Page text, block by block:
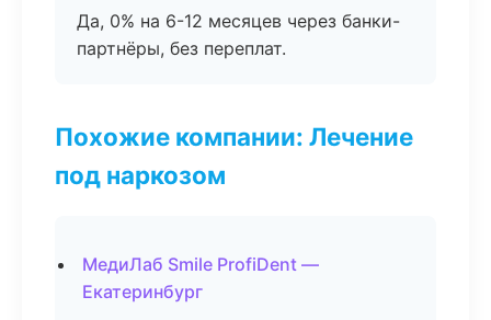
Да, 0% на 6-12 месяцев через банки-
партнёры, без переплат.
Похожие компании: Лечение
под наркозом
МедиЛаб Smile ProfiDent —
Екатеринбург